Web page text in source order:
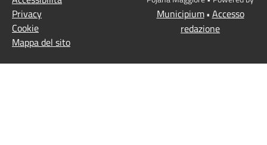
Privacy
Cookie
Mappa del sito
Municipium• Accesso
redazione